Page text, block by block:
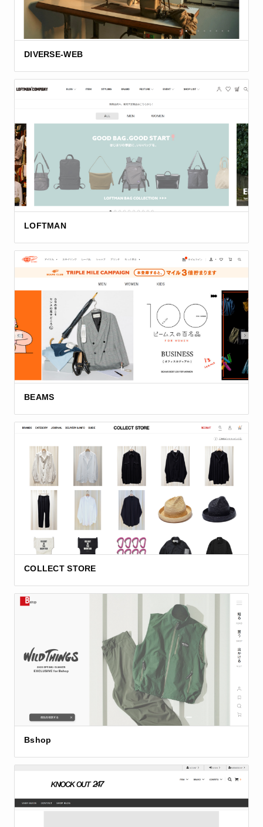
DIVERSE-WEB
LOFTMAN
BEAMS
COLLECT STORE
Bshop